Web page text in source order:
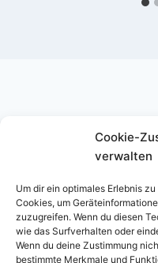
Cookie-
verwalten
Um dir ein optimales Erlebnis
Cookies, um
zuzugreifen. Wenn du diesen
wie das Surfverhalten oder
Wenn du deine Zustimmung
bestimmte Merkmale und